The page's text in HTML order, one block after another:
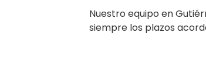
Nuestro equipo en
siempre los plazos